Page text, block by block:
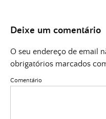
Deixe um comentário
O seu endereço de email
obrigatórios marcados
Comentário